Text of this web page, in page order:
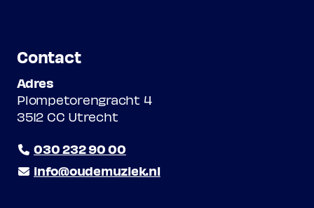
Contact
Adres
Plompetorengracht 4
3512 CC Utrecht
030 232 90 00
info@oudemuziek.nl